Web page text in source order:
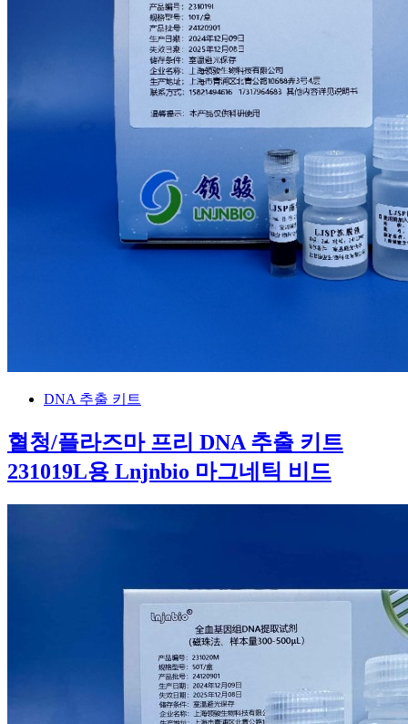
DNA 추출 키트
혈청/플라즈마 프리 DNA 추출 키트
231019L용 Lnjnbio 마그네틱 비드